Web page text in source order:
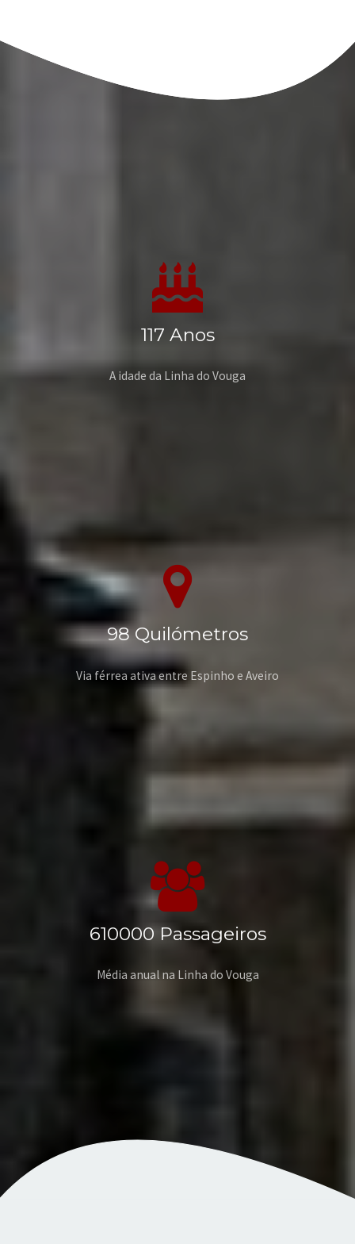
117 Anos
A idade da Linha do Vouga
98 Quilómetros
Via férrea ativa entre Espinho e Aveiro
610000 Passageiros
Média anual na Linha do Vouga